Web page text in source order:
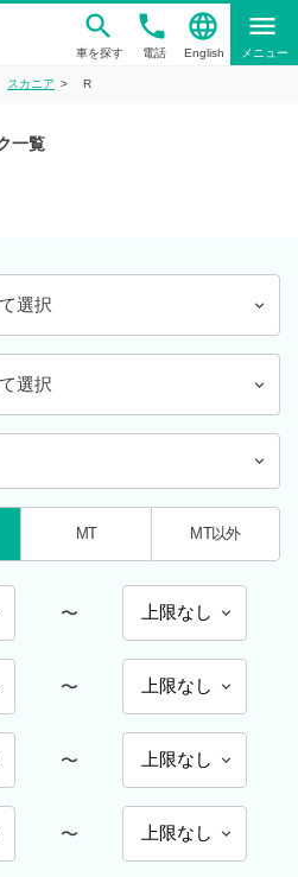
車を探す
phone
電話
language
English
menu
メニュー
スカニア R
一覧
選択
選択
MT MT以外
〜
〜
〜
〜